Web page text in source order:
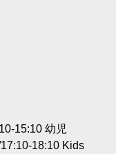
15:10 幼児
18:10 Kids